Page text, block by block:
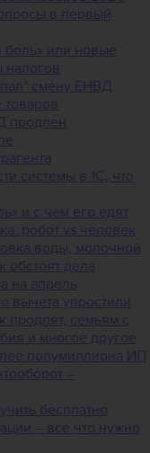
в первый
боль» или новые
налогов
смену ЕНВД
продлен
системы в 1С, что
и с чем его едят
робот vs человек
воды, молочной
обстоят дела
на апрель
вычета упростили
продлят, семьям с
и многое другое
полумиллиона ИП
–
бесплатно
– все что нужно